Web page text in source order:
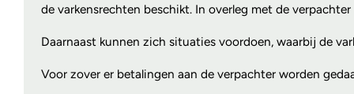
de varkensrechten beschikt. In overleg met de
Daarnaast kunnen zich situaties voordoen, waarbij de
Voor zover er betalingen aan de verpachter worden